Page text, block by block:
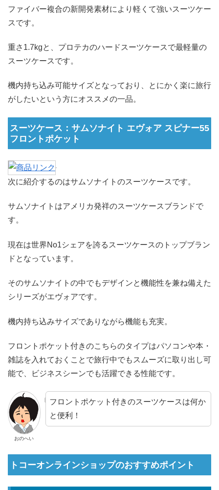
ファイバー複合の新開発素材により軽くて強いスーツケー
スです。
重さ1.7kgと、プロテカのハードスーツケースで最軽量の
スーツケースです。
機内持ち込み可能サイズとなっており、とにかく楽に旅行
がしたいという方にオススメの一品。
スーツケース：サムソナイト エヴォア スピナー55
フロントポケット
次に紹介するのはサムソナイトのスーツケースです。
サムソナイトはアメリカ発祥のスーツケースブランドで
す。
現在は世界No1シェアを誇るスーツケースのトップブラン
ドとなっています。
そのサムソナイトの中でもデザインと機能性を兼ね備えた
シリーズがエヴォアです。
機内持ち込みサイズでありながら機能も充実。
フロントポケット付きのこちらのタイプはパソコンや本・
雑誌を入れておくことで旅行中でもスムーズに取り出し可
能で、ビジネスシーンでも活躍できる性能です。
おのへい
フロントポケット付きのスーツケースは何か
と便利！
トコーオンラインショップのおすすめポイント